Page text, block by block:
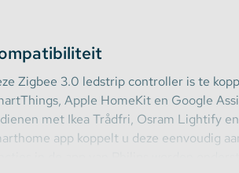
Zigbee 3.0 ledstrip controller is te
Apple HomeKit en Google
met Ikea Trådfri, Osram Lightify
app koppelt u deze eenvoudig